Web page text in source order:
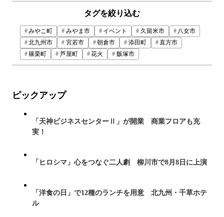
タグを絞り込む
みやこ町 みやま市 イベント 久留米市
八女市
北九州市
宮若市 朝倉市 添田町
直方市
篠栗町
芦屋町 花火 飯塚市
ピックアップ
「天神ビジネスセンターⅡ」が開業 商業フロアも充
実！
「ヒロシマ」心をつなぐ二人劇 柳川市で8月8日に上演
「洋食の日」で12種のランチを用意 北九州・千草ホテ
ル